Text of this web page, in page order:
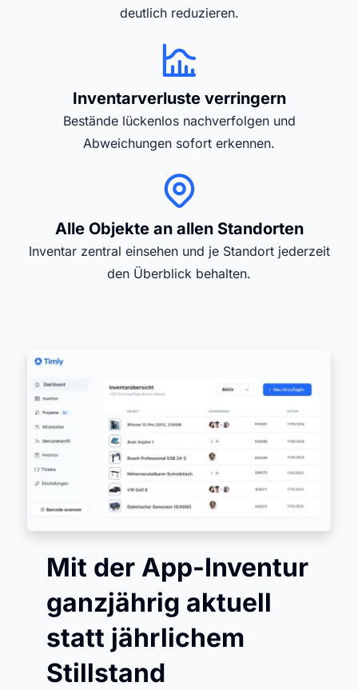
deutlich reduzieren.
Inventarverluste verringern
Bestände lückenlos nachverfolgen und
Abweichungen sofort erkennen.
Alle Objekte an allen Standorten
Inventar zentral einsehen und je Standort jederzeit
den Überblick behalten.
Mit der App-Inventur
ganzjährig aktuell
statt jährlichem
Stillstand